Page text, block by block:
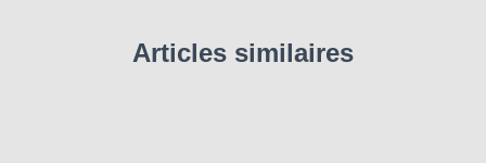
Articles similaires